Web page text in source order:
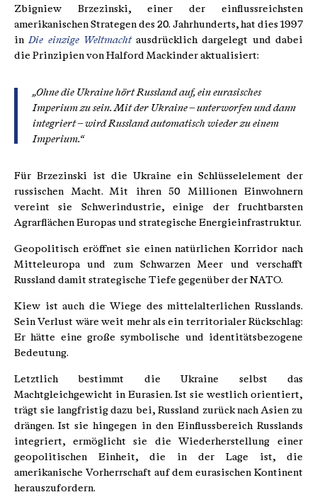
Zbigniew Brzezinski, einer der einflussreichsten
amerikanischen Strategen des 20. Jahrhunderts, hat dies 1997
in Die einzige Weltmachtausdrücklich dargelegt und dabei
die Prinzipien von Halford Mackinder aktualisiert:
„Ohne die Ukraine hört Russland auf, ein eurasisches
Imperium zu sein. Mit der Ukraine – unterworfen und dann
integriert – wird Russland automatisch wieder zu einem
Imperium.“
Für Brzezinski ist die Ukraine ein Schlüsselelement der
russischen Macht. Mit ihren 50 Millionen Einwohnern
vereint sie Schwerindustrie, einige der fruchtbarsten
Agrarflächen Europas und strategische Energieinfrastruktur.
Geopolitisch eröffnet sie einen natürlichen Korridor nach
Mitteleuropa und zum Schwarzen Meer und verschafft
Russland damit strategische Tiefe gegenüber der NATO.
Kiew ist auch die Wiege des mittelalterlichen Russlands.
Sein Verlust wäre weit mehr als ein territorialer Rückschlag:
Er hätte eine große symbolische und identitätsbezogene
Bedeutung.
Letztlich bestimmt die Ukraine selbst das
Machtgleichgewicht in Eurasien. Ist sie westlich orientiert,
trägt sie langfristig dazu bei, Russland zurück nach Asien zu
drängen. Ist sie hingegen in den Einflussbereich Russlands
integriert, ermöglicht sie die Wiederherstellung einer
geopolitischen Einheit, die in der Lage ist, die
amerikanische Vorherrschaft auf dem eurasischen Kontinent
herauszufordern.